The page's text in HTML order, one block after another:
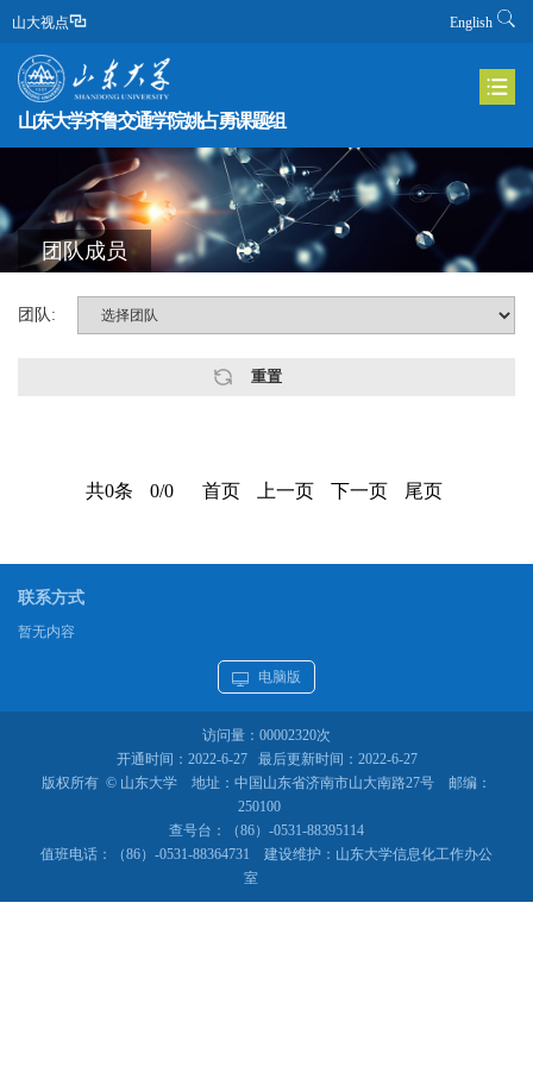
English
山大视点
山东大学齐鲁交通学院姚占勇课题组
团队成员
团队:
共0条 0/0 首页 上一页 下一页 尾页
联系方式
暂无内容
电脑版
访问量： 00002320次
开通时间： 2022-6-27 最后更新时间： 2022-6-27
版权所有 © 山东大学 地址：中国山东省济南市山大南路27号 邮编：
250100
查号台：（86）-0531-88395114
值班电话：（86）-0531-88364731 建设维护：山东大学信息化工作办公
室